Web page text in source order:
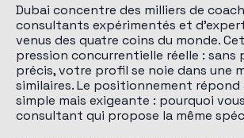
Dubai concentre des milliers de
consultants expérimentés et
venus des quatre coins du monde.
pression concurrentielle réelle :
précis, votre profil se noie dans une
similaires. Le positionnement répond
simple mais exigeante : pourquoi
consultant qui propose la même